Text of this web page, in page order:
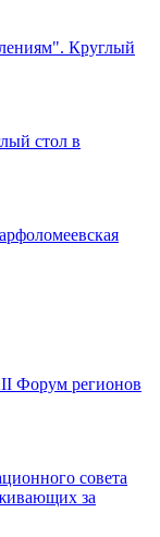
Круглый
стол в
Форум регионов
совета
за